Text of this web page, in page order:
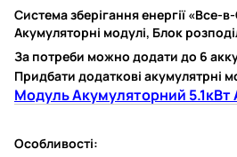
Система зберігання енергії «Все-
Акумуляторні модулі, Блок
За потреби можно додати до 6
Придбати додаткові акумулятрні
Модуль Акумуляторний 5.1кВт
Особливості: